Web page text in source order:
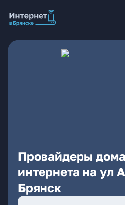
Провайдеры
интернета на ул
Брянск